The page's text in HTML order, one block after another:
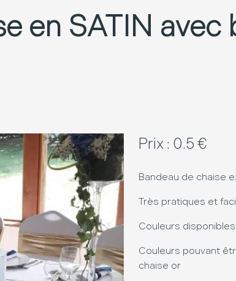
en SATIN
Prix : 0.5 €
Bandeau de chaise
Très pratiques et
Couleurs
Couleurs pouvant
chaise or